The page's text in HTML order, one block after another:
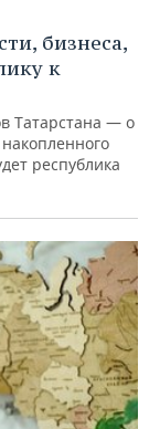
бизнеса,
к
Татарстана — о
республика